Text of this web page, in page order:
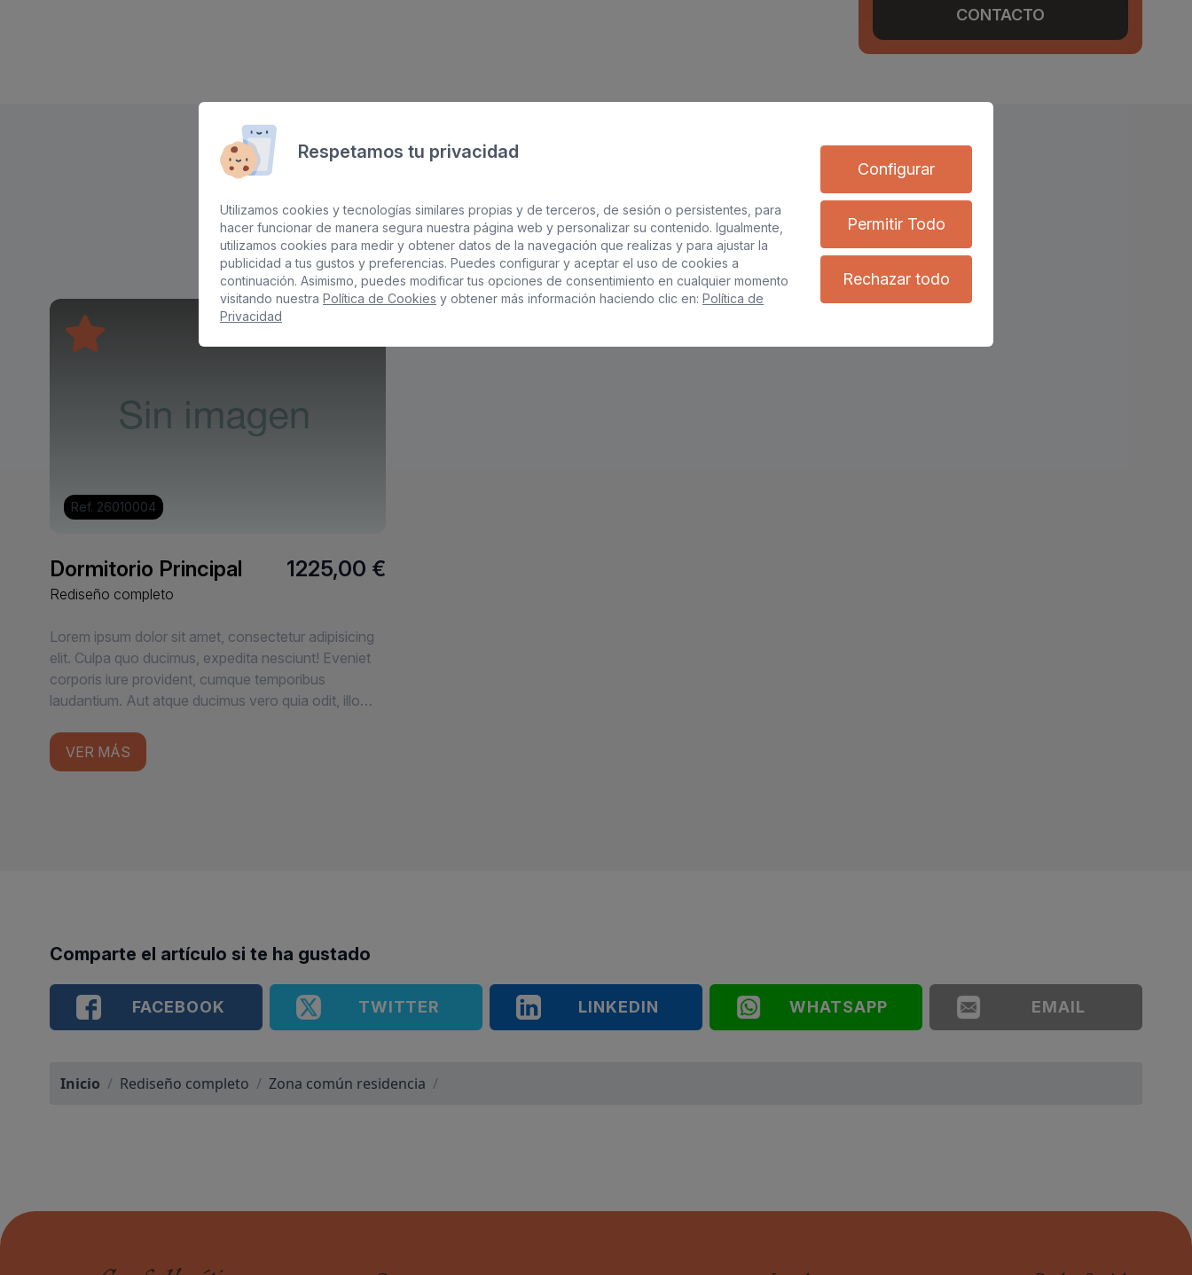
CONTACTO
Productos relacionados
Ref. 26010004
Dormitorio Principal
Rediseño completo
1225,00 €
Lorem ipsum dolor sit amet, consectetur adipisicing
elit. Culpa quo ducimus, expedita nesciunt! Eveniet
corporis iure provident, cumque temporibus
laudantium. Aut atque ducimus vero quia odit, illo
VER MÁS
Comparte el artículo si te ha gustado
FACEBOOK TWITTER LINKEDIN WHATSAPP EMAIL
Inicio / Rediseño completo / Zona común residencia /
Respetamos tu privacidad
Utilizamos cookies y tecnologías similares propias y de terceros, de sesión o persistentes, para
hacer funcionar de manera segura nuestra página web y personalizar su contenido. Igualmente,
utilizamos cookies para medir y obtener datos de la navegación que realizas y para ajustar la
publicidad a tus gustos y preferencias. Puedes configurar y aceptar el uso de cookies a
continuación. Asimismo, puedes modificar tus opciones de consentimiento en cualquier momento
visitando nuestra Política de Cookies y obtener más información haciendo clic en: Política de
Privacidad
Configurar
Permitir Todo
Rechazar todo